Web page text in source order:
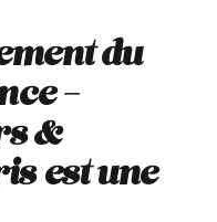
du
–
&
est une